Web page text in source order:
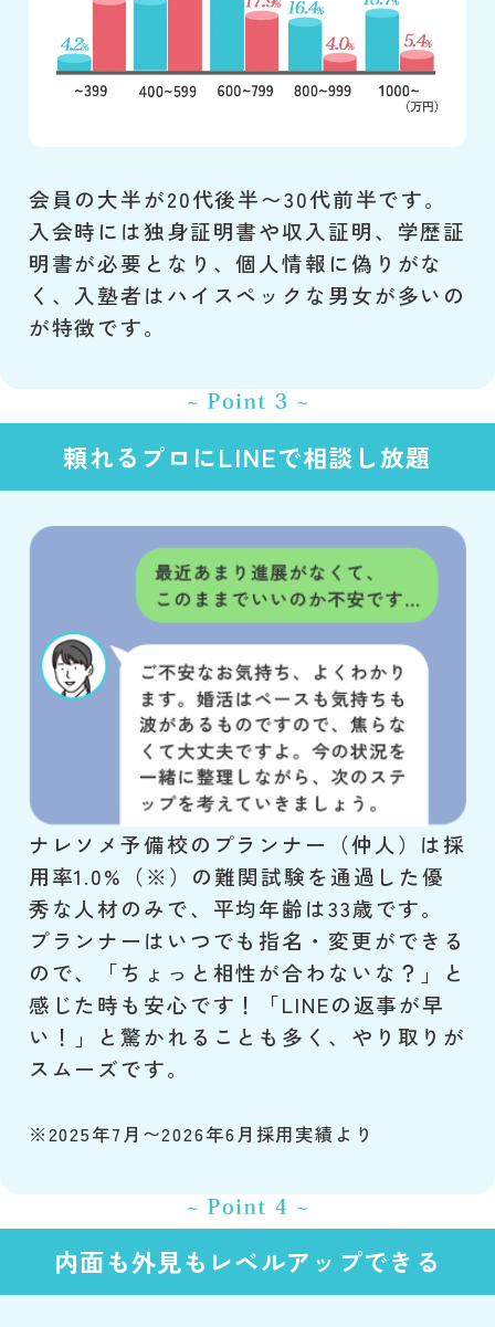
会員の大半が20代後半〜30代前半です。
入会時には独身証明書や収入証明、学歴証
明書が必要となり、個人情報に偽りがな
く、入塾者はハイスペックな男女が多いの
が特徴です。
頼れるプロにLINEで相談し放題
ナレソメ予備校のプランナー（仲人）は採
用率1.0%（※）の難関試験を通過した優
秀な人材のみで、平均年齢は33歳です。
プランナーはいつでも指名・変更ができる
ので、「ちょっと相性が合わないな？」と
感じた時も安心です！「LINEの返事が早
い！」と驚かれることも多く、やり取りが
スムーズです。
※2025年7月〜2026年6月採用実績より
内面も外見もレベルアップできる